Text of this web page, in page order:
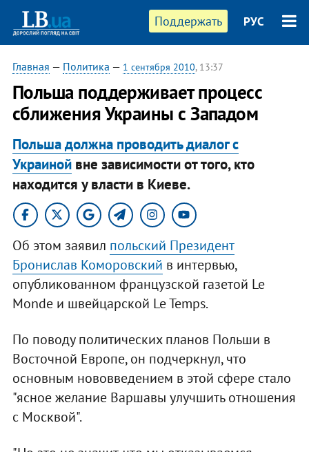
Поддержать РУС
Главная — Политика — 1 сентября 2010, 13:37
Польша поддерживает процесс
сближения Украины с Западом
Польша должна проводить диалог с
Украинойвне зависимости от того, кто
находится у власти в Киеве.
Об этом заявил польский Президент
Бронислав Коморовский в интервью,
опубликованном французской газетой Le
Monde и швейцарской Le Temps.
По поводу политических планов Польши в
Восточной Европе, он подчеркнул, что
основным нововведением в этой сфере стало
"ясное желание Варшавы улучшить отношения
с Москвой".